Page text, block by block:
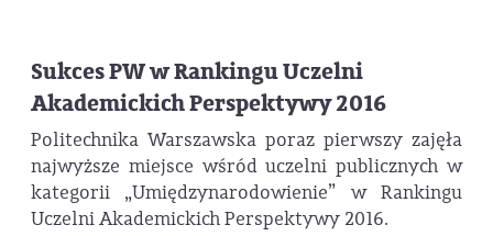
Sukces PW w Rankingu Uczelni
Akademickich Perspektywy 2016
Politechnika Warszawska poraz pierwszy zajęła
najwyższe miejsce wśród uczelni publicznych w
kategorii „Umiędzynarodowienie” w Rankingu
Uczelni Akademickich Perspektywy 2016.